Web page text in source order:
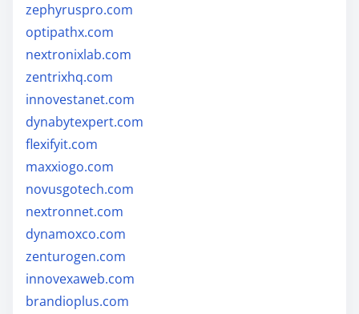
zephyruspro.com
optipathx.com
nextronixlab.com
zentrixhq.com
innovestanet.com
dynabytexpert.com
flexifyit.com
maxxiogo.com
novusgotech.com
nextronnet.com
dynamoxco.com
zenturogen.com
innovexaweb.com
brandioplus.com